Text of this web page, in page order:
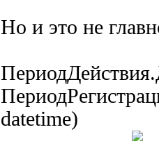
Но и это не
datetime)